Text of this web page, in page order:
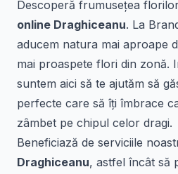
Descoperă frumusețea
online Draghiceanu. La
aducem natura mai aproape
mai proaspete flori din zonă.
suntem aici să te ajutăm să
perfecte care să îți îmbrace
zâmbet pe chipul celor dragi.
Beneficiază de serviciile
Draghiceanu, astfel încât să